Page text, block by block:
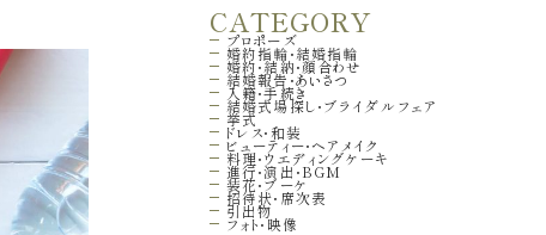
CATEGORY
プロポーズ
婚約指輪・結婚指輪
婚約・結納・顔合わせ
結婚報告・あいさつ
入籍・手続き
結婚式場探し・ブライダルフェア
挙式
ドレス・和装
ビューティー・ヘアメイク
料理・ウエディングケーキ
進行・演出・BGM
装花・ブーケ
招待状・席次表
引出物
フォト・映像